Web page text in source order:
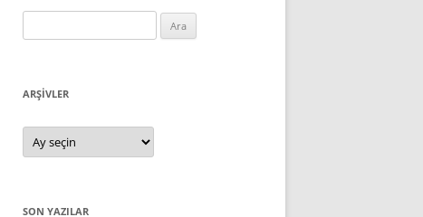
ARŞIVLER
Arşivler
SON YAZILAR